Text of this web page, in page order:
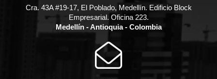
Cra. 43A #19-17, El Poblado, Medellín. Edificio Block
Empresarial. Oficina 223.
Medellín - Antioquia - Colombia